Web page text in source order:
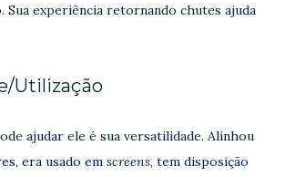
Sua experiência retornando chutes ajuda
Utilização
ajudar ele é sua versatilidade. Alinhou
era usado em screens, tem disposição